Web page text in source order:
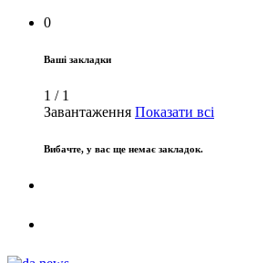
0
Ваші закладки
1 / 1
Завантаження Показати всі
Вибачте, у вас ще немає закладок.